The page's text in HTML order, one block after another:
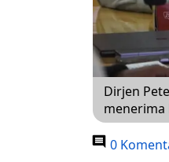
Dirjen
menerima
0